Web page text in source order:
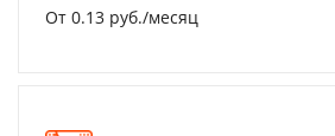
От 0.13 руб./месяц